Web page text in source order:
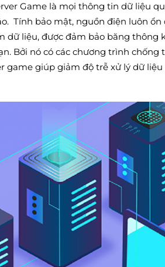
Game là mọi thông tin dữ liệu
Tính bảo mật, nguồn điện luôn ổn
dữ liệu, được đảm bảo băng thông
Bởi nó có các chương trình chống
game giúp giảm độ trễ xử lý dữ